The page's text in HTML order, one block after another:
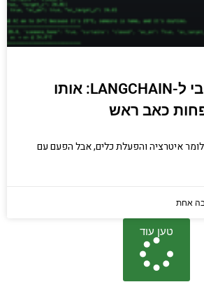
מאייג׳נט נאיבי ל-LANGCHAIN: אותו
פחות כאב ראש
איטרציה והפעלת כלים, אבל הפעם עם
אחת
טען עוד